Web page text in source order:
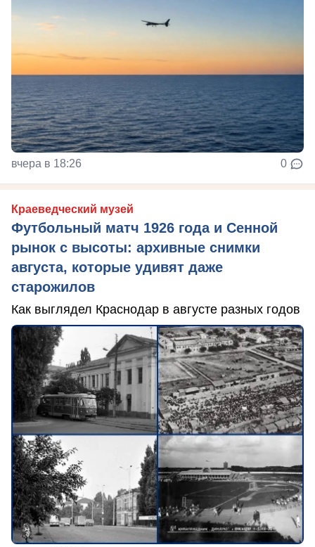
вчера в 18:26 0
Краеведческий музей
Футбольный матч 1926 года и Сенной
рынок с высоты: архивные снимки
августа, которые удивят даже
старожилов
Как выглядел Краснодар в августе разных годов